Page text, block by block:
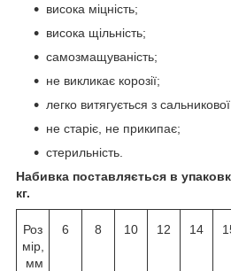
висока міцність;
висока щільність;
самозмащуваність;
не викликає корозії;
легко витягується з
не старіє, не прикипає;
стерильність.
Набивка поставляється в
кг.
Роз
мір,
мм
6 8 10 12 14